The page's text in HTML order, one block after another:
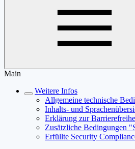
Main
Weitere Infos
Allgemeine technische
Inhalts- und
Erklärung zur
Zusätzliche Bedingungen
Erfüllte Security